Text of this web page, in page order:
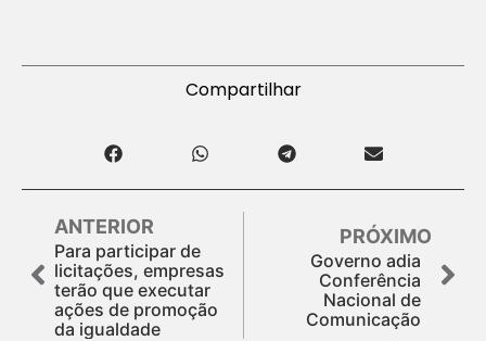
Compartilhar
ANTERIOR
Para participar de
licitações, empresas
terão que executar
ações de promoção
da igualdade
PRÓXIMO
Governo adia
Conferência
Nacional de
Comunicação